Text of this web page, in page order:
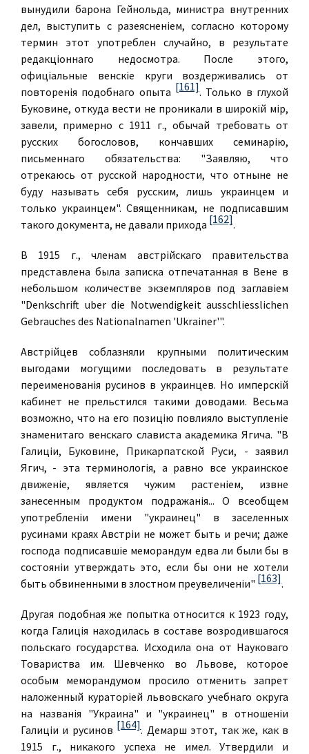
вынудили барона Гейнольда, министра внутренних
дел, выступить с разеясненiем, согласно которому
термин этот употреблен случайно, в результате
редакцiоннаго недосмотра. После этого,
офицiальные венскiе круги воздерживались от
повторенiя подобнаго опыта [161]. Только в глухой
Буковине, откуда вести не проникали в широкiй мiр,
завели, примерно с 1911 г., обычай требовать от
русских богословов, кончавших семинарiю,
письменнаго обязательства: "Заявляю, что
отрекаюсь от русской народности, что отныне не
буду называть себя русским, лишь украинцем и
только украинцем". Священникам, не подписавшим
такого документа, не давали прихода [162].
В 1915 г., членам австрiйскаго правительства
представлена была записка отпечатанная в Вене в
небольшом количестве экземпляров под заглавiем
"Denkschrift uber die Notwendigkeit ausschliesslichen
Gebrauches des Nationalnamen 'Ukrainer'".
Австрiйцев соблазняли крупными политическим
выгодами могущими последовать в результате
переименованiя русинов в украинцев. Но имперскiй
кабинет не прельстился такими доводами. Весьма
возможно, что на его позицiю повлияло выступленiе
знаменитаго венскаго слависта академика Ягича. "В
Галицiи, Буковине, Прикарпатской Руси, - заявил
Ягич, - эта терминологiя, а равно все украинское
движенiе, является чужим растенiем, извне
занесенным продуктом подражанiя... О всеобщем
употребленiи имени "украинец" в заселенных
русинами краях Австрiи не может быть и речи; даже
господа подписавшiе меморандум едва ли были бы в
состоянiи утверждать это, если бы они не хотели
быть обвиненными в злостном преувеличенiи" [163].
Другая подобная же попытка относится к 1923 году,
когда Галицiя находилась в составе возродившагося
польскаго государства. Исходила она от Науковаго
Товариства им. Шевченко во Львове, которое
особым меморандумом просило отменить запрет
наложенный кураторiей львовскаго учебнаго округа
на названiя "Украина" и "украинец" в отношенiи
Галицiи и русинов [164]. Демарш этот, так же, как в
1915 г., никакого успеха не имел. Утвердили и